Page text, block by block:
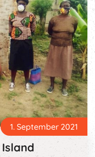
1. September 2021